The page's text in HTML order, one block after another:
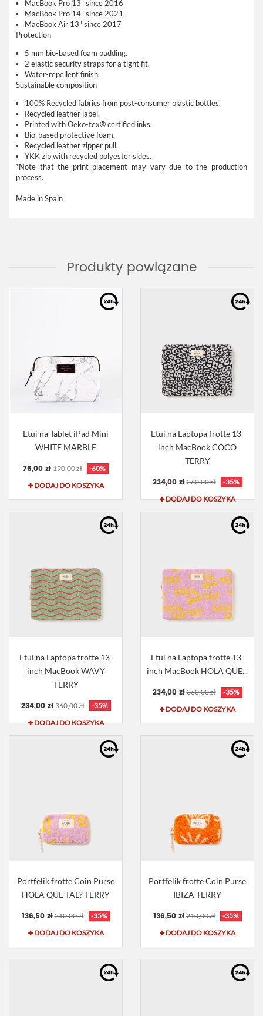
MacBook Pro 13" since 2016
MacBook Pro 14" since 2021
MacBook Air 13" since 2017
Protection
5 mm bio-based foam padding.
2 elastic security straps for a tight fit.
Water-repellent finish.
Sustainable composition
100% Recycled fabrics from post-consumer plastic bottles.
Recycled leather label.
Printed with Oeko-tex® certified inks.
Bio-based protective foam.
Recycled leather zipper pull.
YKK zip with recycled polyester sides.
*Note that the print placement may vary due to the production
process.
Made in Spain
Produkty powiązane
Etui na Tablet iPad Mini
WHITE MARBLE
76,00 zł 190,00 zł
-60%
DODAJ DO KOSZYKA
Etui na Laptopa frotte 13-
inch MacBook COCO
TERRY
234,00 zł 360,00 zł
-35%
DODAJ DO KOSZYKA
Etui na Laptopa frotte 13-
inch MacBook WAVY
TERRY
234,00 zł 360,00 zł
-35%
DODAJ DO KOSZYKA
Etui na Laptopa frotte 13-
inch MacBook HOLA QUE...
234,00 zł 360,00 zł
-35%
DODAJ DO KOSZYKA
Portfelik frotte Coin Purse
HOLA QUE TAL? TERRY
136,50 zł 210,00 zł
-35%
DODAJ DO KOSZYKA
Portfelik frotte Coin Purse
IBIZA TERRY
136,50 zł 210,00 zł
-35%
DODAJ DO KOSZYKA